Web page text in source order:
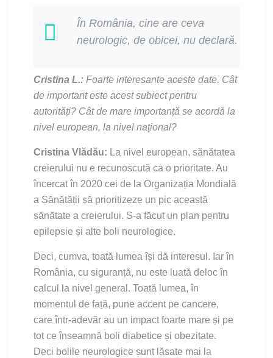
În România, cine are ceva
neurologic, de obicei, nu declară.
Cristina L.: Foarte interesante aceste date. Cât
de important este acest subiect pentru
autorități? Cât de mare importanță se acordă la
nivel european, la nivel național?
Cristina Vlădău: La nivel european, sănătatea
creierului nu e recunoscută ca o prioritate. Au
încercat în 2020 cei de la Organizația Mondială
a Sănătății să prioritizeze un pic această
sănătate a creierului. S-a făcut un plan pentru
epilepsie și alte boli neurologice.
Deci, cumva, toată lumea își dă interesul. Iar în
România, cu siguranță, nu este luată deloc în
calcul la nivel general. Toată lumea, în
momentul de față, pune accent pe cancere,
care într-adevăr au un impact foarte mare și pe
tot ce înseamnă boli diabetice și obezitate.
Deci bolile neurologice sunt lăsate mai la